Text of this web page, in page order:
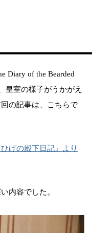
Diary of the Bearded
皇室の様子がうかがえ
の記事は、こちらで
げの殿下日記』より
内容でした。